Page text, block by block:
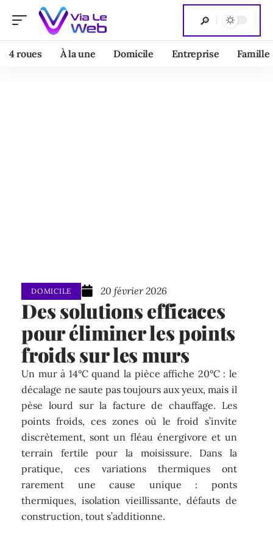
4 roues À la une Domicile Entreprise Famille
DOMICILE 20 février 2026
Des solutions efficaces
pour éliminer les points
froids sur les murs
Un mur à 14°C quand la pièce affiche 20°C : le
décalage ne saute pas toujours aux yeux, mais il
pèse lourd sur la facture de chauffage. Les
points froids, ces zones où le froid s’invite
discrètement, sont un fléau énergivore et un
terrain fertile pour la moisissure. Dans la
pratique, ces variations thermiques ont
rarement une cause unique : ponts
thermiques, isolation vieillissante, défauts de
construction, tout s’additionne.